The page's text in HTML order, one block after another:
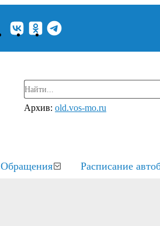
Архив: old.vos-mo.ru
Обращения Расписание